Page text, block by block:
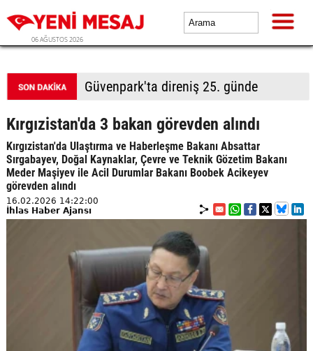
06 AĞUSTOS 2026
Güvenpark'ta direniş 25. günde
Kırgızistan'da 3 bakan görevden alındı
Kırgızistan'da Ulaştırma ve Haberleşme Bakanı Absattar
Sırgabayev, Doğal Kaynaklar, Çevre ve Teknik Gözetim Bakanı
Meder Maşiyev ile Acil Durumlar Bakanı Boobek Acikeyev
görevden alındı
16.02.2026 14:22:00
İhlas Haber Ajansı